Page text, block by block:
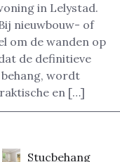
in Lelystad.
nieuwbouw- of
om de wanden op
de definitieve
wordt
en […]
Stucbehang